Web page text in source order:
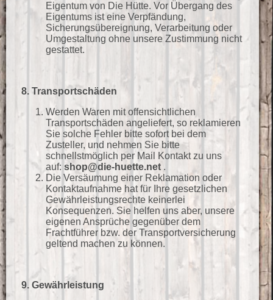
Eigentum von Die Hütte. Vor Übergang des
Eigentums ist eine Verpfändung,
Sicherungsübereignung, Verarbeitung oder
Umgestaltung ohne unsere Zustimmung nicht
gestattet.
8. Transportschäden
Werden Waren mit offensichtlichen
Transportschäden angeliefert, so reklamieren
Sie solche Fehler bitte sofort bei dem
Zusteller, und nehmen Sie bitte
schnellstmöglich per Mail Kontakt zu uns
auf: shop@die-huette.net .
Die Versäumung einer Reklamation oder
Kontaktaufnahme hat für Ihre gesetzlichen
Gewährleistungsrechte keinerlei
Konsequenzen. Sie helfen uns aber, unsere
eigenen Ansprüche gegenüber dem
Frachtführer bzw. der Transportversicherung
geltend machen zu können.
9. Gewährleistung